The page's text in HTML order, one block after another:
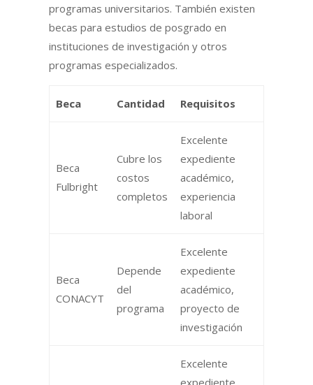
programas universitarios. También existen
becas para estudios de posgrado en
instituciones de investigación y otros
programas especializados.
Beca Cantidad Requisitos
Beca
Fulbright
Cubre los
costos
completos
Excelente
expediente
académico,
experiencia
laboral
Beca
CONACYT
Depende
del
programa
Excelente
expediente
académico,
proyecto de
investigación
Excelente
expediente